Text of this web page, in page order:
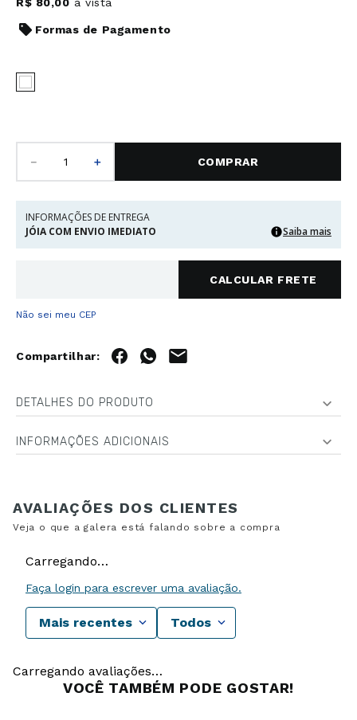
Formas de Pagamento
＋
－ COMPRAR
INFORMAÇÕES DE ENTREGA
JÓIA COM ENVIO IMEDIATO
Saiba mais
Não sei meu CEP
DETALHES DO PRODUTO
INFORMAÇÕES ADICIONAIS
Carregando…
Faça login para escrever uma avaliação.
Mais recentes Todos
Carregando avaliações…
VOCÊ TAMBÉM PODE GOSTAR!